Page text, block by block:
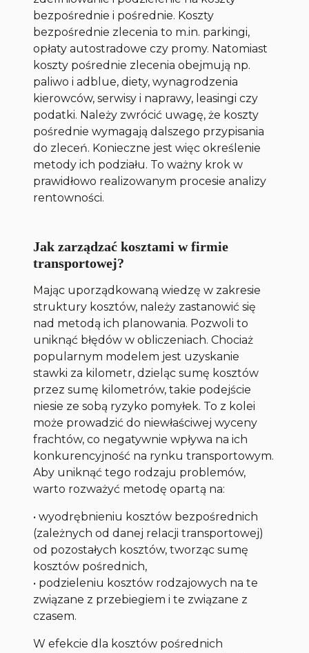
bezpośrednie i pośrednie. Koszty
bezpośrednie zlecenia to m.in. parkingi,
opłaty autostradowe czy promy. Natomiast
koszty pośrednie zlecenia obejmują np.
paliwo i adblue, diety, wynagrodzenia
kierowców, serwisy i naprawy, leasingi czy
podatki. Należy zwrócić uwagę, że koszty
pośrednie wymagają dalszego przypisania
do zleceń. Konieczne jest więc określenie
metody ich podziału. To ważny krok w
prawidłowo realizowanym procesie analizy
rentowności.
Jak zarządzać kosztami w firmie
transportowej?
Mając uporządkowaną wiedzę w zakresie
struktury kosztów, należy zastanowić się
nad metodą ich planowania. Pozwoli to
uniknąć błędów w obliczeniach. Chociaż
popularnym modelem jest uzyskanie
stawki za kilometr, dzieląc sumę kosztów
przez sumę kilometrów, takie podejście
niesie ze sobą ryzyko pomyłek. To z kolei
może prowadzić do niewłaściwej wyceny
frachtów, co negatywnie wpływa na ich
konkurencyjność na rynku transportowym.
Aby uniknąć tego rodzaju problemów,
warto rozważyć metodę opartą na:
• wyodrębnieniu kosztów bezpośrednich
(zależnych od danej relacji transportowej)
od pozostałych kosztów, tworząc sumę
kosztów pośrednich,
• podzieleniu kosztów rodzajowych na te
związane z przebiegiem i te związane z
czasem.
W efekcie dla kosztów pośrednich